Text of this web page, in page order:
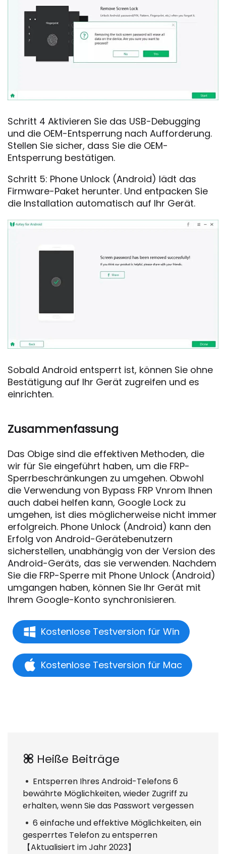
Schritt 4 Aktivieren Sie das USB-Debugging
und die OEM-Entsperrung nach Aufforderung.
Stellen Sie sicher, dass Sie die OEM-
Entsperrung bestätigen.
Schritt 5: Phone Unlock (Android) lädt das
Firmware-Paket herunter. Und entpacken Sie
die Installation automatisch auf Ihr Gerät.
Sobald Android entsperrt ist, können Sie ohne
Bestätigung auf Ihr Gerät zugreifen und es
einrichten.
Zusammenfassung
Das Obige sind die effektiven Methoden, die
wir für Sie eingeführt haben, um die FRP-
Sperrbeschränkungen zu umgehen. Obwohl
die Verwendung von Bypass FRP Vnrom Ihnen
auch dabei helfen kann, Google Lock zu
umgehen, ist dies möglicherweise nicht immer
erfolgreich. Phone Unlock (Android) kann den
Erfolg von Android-Gerätebenutzern
sicherstellen, unabhängig von der Version des
Android-Geräts, das sie verwenden. Nachdem
Sie die FRP-Sperre mit Phone Unlock (Android)
umgangen haben, können Sie Ihr Gerät mit
Ihrem Google-Konto synchronisieren.
Kostenlose Testversion für Win
Kostenlose Testversion für Mac
Heiße Beiträge
Entsperren Ihres Android-Telefons 6
bewährte Möglichkeiten, wieder Zugriff zu
erhalten, wenn Sie das Passwort vergessen
6 einfache und effektive Möglichkeiten, ein
gesperrtes Telefon zu entsperren
【Aktualisiert im Jahr 2023】